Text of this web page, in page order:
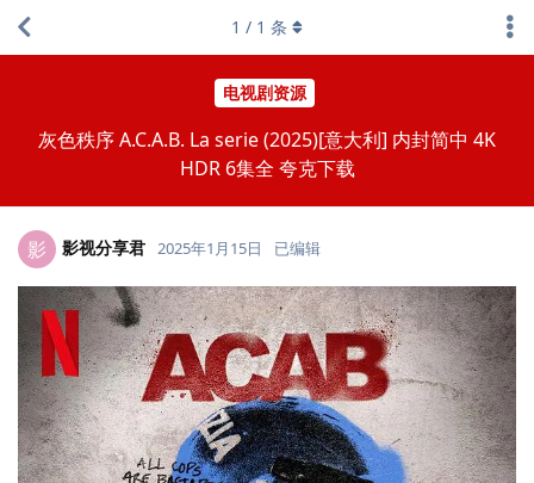
电视剧资源
灰色秩序 A.C.A.B. La serie (2025)[意大利] 内封简中 4K
HDR 6集全 夸克下载
1 / 1 条
影 影视分享君 2025年1月15日 已编辑